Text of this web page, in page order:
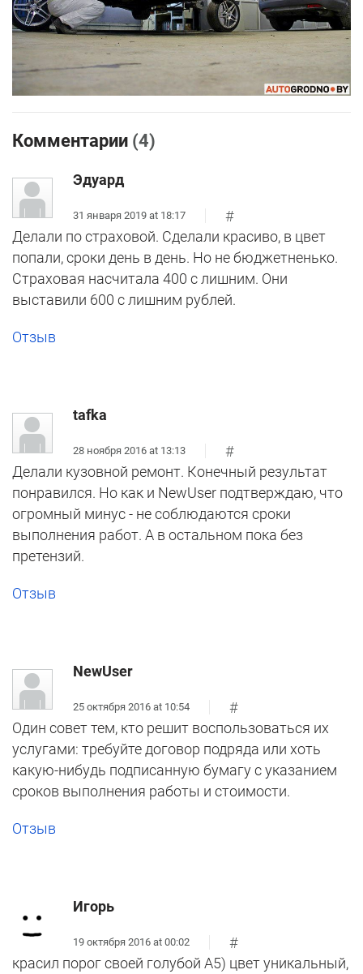
Комментарии (4)
Эдуард
31 января 2019 at 18:17
#
Делали по страховой. Сделали красиво, в цвет
попали, сроки день в день. Но не бюджетненько.
Страховая насчитала 400 с лишним. Они
выставили 600 с лишним рублей.
Отзыв
tafka
28 ноября 2016 at 13:13
#
Делали кузовной ремонт. Конечный результат
понравился. Но как и NewUser подтверждаю, что
огромный минус - не соблюдаются сроки
выполнения работ. А в остальном пока без
претензий.
Отзыв
NewUser
25 октября 2016 at 10:54
#
Один совет тем, кто решит воспользоваться их
услугами: требуйте договор подряда или хоть
какую-нибудь подписанную бумагу с указанием
сроков выполнения работы и стоимости.
Отзыв
Игорь
19 октября 2016 at 00:02
#
красил порог своей голубой А5) цвет уникальный,